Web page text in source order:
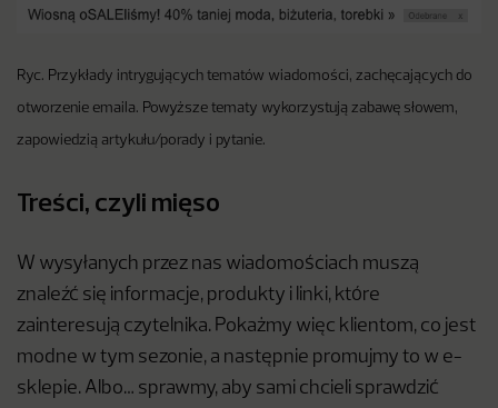
Ryc. Przykłady intrygujących tematów wiadomości, zachęcających do
otworzenie emaila. Powyższe tematy wykorzystują zabawę słowem,
zapowiedzią artykułu/porady i pytanie.
Treści, czyli mięso
W wysyłanych przez nas wiadomościach muszą
znaleźć się informacje, produkty i linki, które
zainteresują czytelnika. Pokażmy więc klientom, co jest
modne w tym sezonie, a następnie promujmy to w e-
sklepie. Albo… sprawmy, aby sami chcieli sprawdzić